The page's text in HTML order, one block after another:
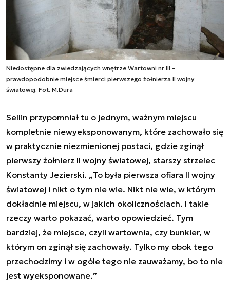
Niedostępne dla zwiedzających wnętrze Wartowni nr III –
prawdopodobnie miejsce śmierci pierwszego żołnierza II wojny
światowej. Fot. M.Dura
Sellin przypomniał tu o jednym, ważnym miejscu
kompletnie niewyeksponowanym, które zachowało się
w praktycznie niezmienionej postaci, gdzie zginął
pierwszy żołnierz II wojny światowej, starszy strzelec
Konstanty Jezierski. „To była pierwsza ofiara II wojny
światowej i nikt o tym nie wie. Nikt nie wie, w którym
dokładnie miejscu, w jakich okolicznościach. I takie
rzeczy warto pokazać, warto opowiedzieć. Tym
bardziej, że miejsce, czyli wartownia, czy bunkier, w
którym on zginął się zachowały. Tylko my obok tego
przechodzimy i w ogóle tego nie zauważamy, bo to nie
jest wyeksponowane.”